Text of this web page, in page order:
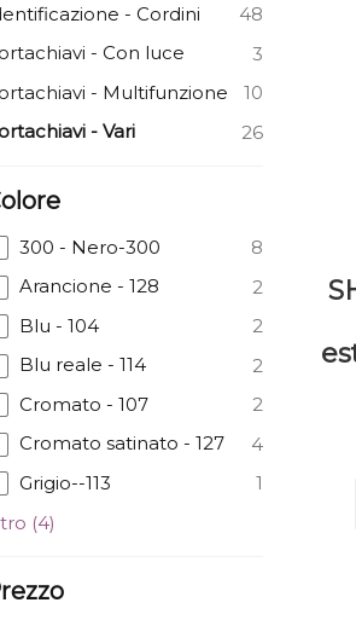
- Cordini
48
- Con luce
3
- Multifunzione
10
- Vari
26
300 - Nero-300
8
Arancione - 128
2
Blu - 104
2
Blu reale - 114
2
Cromato - 107
2
Cromato satinato - 127
4
Grigio--113
1
(4)